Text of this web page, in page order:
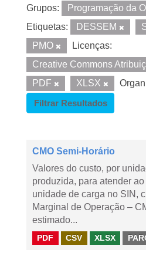
Grupos:
Programação da
Etiquetas:
DESSEM
PMO
Licenças:
Creative Commons
PDF
XLSX
Filtrar Resultados
CMO Semi-Horário
Valores do custo, por
produzida, para atender
unidade de carga no SIN,
Marginal de Operação –
estimado...
PDF CSV XLSX